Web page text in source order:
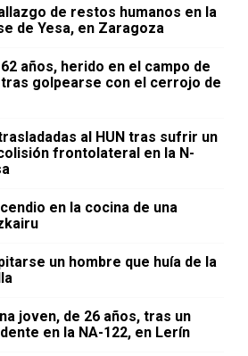
de restos humanos en la
de Yesa, en Zaragoza
años, herido en el campo de
golpearse con el cerrojo de
al HUN tras sufrir un
frontolateral en la N-
en la cocina de una
un hombre que huía de la
joven, de 26 años, tras un
en la NA-122, en Lerín